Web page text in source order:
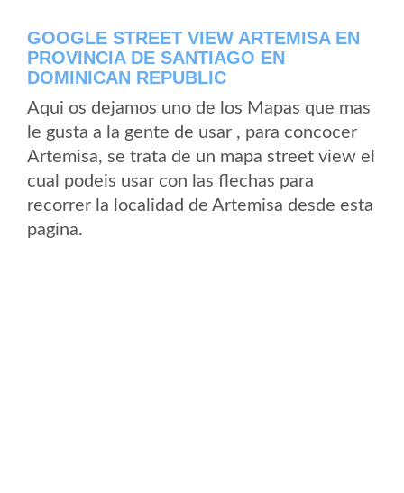
GOOGLE STREET VIEW ARTEMISA EN
PROVINCIA DE SANTIAGO EN
DOMINICAN REPUBLIC
Aqui os dejamos uno de los Mapas que mas
le gusta a la gente de usar , para concocer
Artemisa, se trata de un mapa street view el
cual podeis usar con las flechas para
recorrer la localidad de Artemisa desde esta
pagina.